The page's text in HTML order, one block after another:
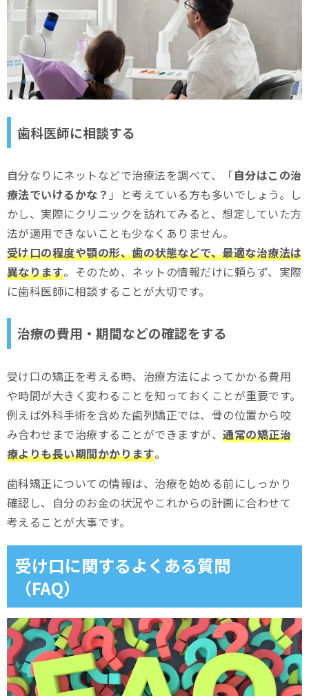
歯科医師に相談する
自分なりにネットなどで治療法を調べて、「自分はこの治
療法でいけるかな？ 」と考えている方も多いでしょう。し
かし、実際にクリニックを訪れてみると、想定していた方
法が適用できないことも少なくありません。
受け口の程度や顎の形、歯の状態などで、最適な治療法は
異なります。そのため、ネットの情報だけに頼らず、実際
に歯科医師に相談することが大切です。
治療の費用・期間などの確認をする
受け口の矯正を考える時、治療方法によってかかる費用
や時間が大きく変わることを知っておくことが重要です。
例えば外科手術を含めた歯列矯正では、骨の位置から咬
み合わせまで治療することができますが、通常の矯正治
療よりも長い期間かかります。
歯科矯正についての情報は、治療を始める前にしっかり
確認し、自分のお金の状況やこれからの計画に合わせて
考えることが大事です。
受け口に関するよくある質問
（FAQ）